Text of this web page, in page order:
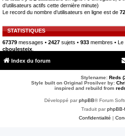
d’utilisateurs actifs cette dernière minute)
Le record du nombre d’utilisateurs en ligne est de 72
STATISTIQUES
67379 messages • 2427 sujets • 933 membres •
cboulesteix
Index du forum
Stylename: Reds
Style built on Original Prosilver by:
inspired and rebuild from
Développé parphpBB® Forum
Traduit parphpBB-
Confidentialité |